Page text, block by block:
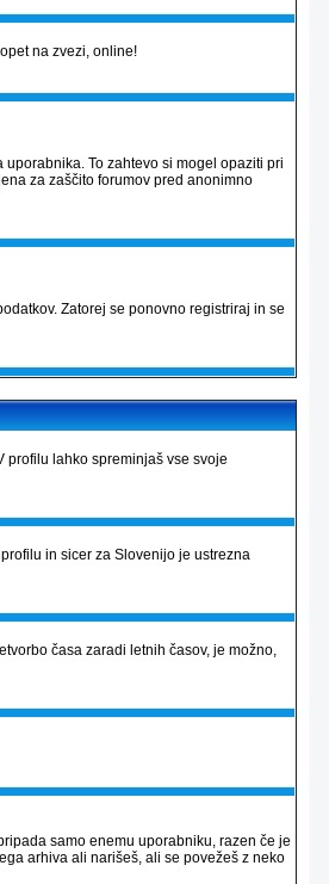
na zvezi, online!
To zahtevo si mogel opaziti pri
za zaščito forumov pred anonimno
Zatorej se ponovno registriraj in se
profilu lahko spreminjaš vse svoje
in sicer za Slovenijo je ustrezna
časa zaradi letnih časov, je možno,
samo enemu uporabniku, razen če je
arhiva ali narišeš, ali se povežeš z neko